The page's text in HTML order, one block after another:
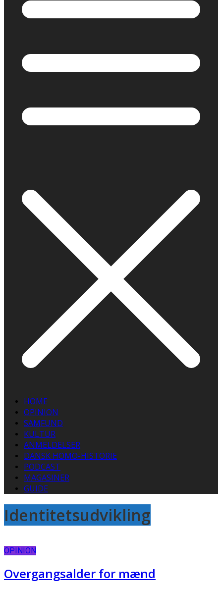
HOME
OPINION
SAMFUND
KULTUR
ANMELDELSER
DANSK HOMO-HISTORIE
PODCAST
MAGASINER
GUIDE
Identitetsudvikling
OPINION
Overgangsalder for mænd